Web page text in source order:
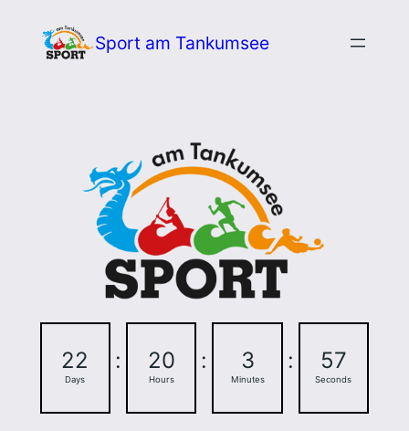
Inhalt
Sport am Tankumsee
22
Days
: 20
Hours
: 3
Minutes
: 56
Seconds